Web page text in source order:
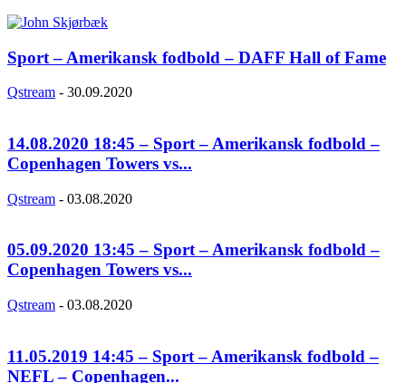
Sport – Amerikansk fodbold – DAFF Hall of Fame
Qstream - 30.09.2020
14.08.2020 18:45 – Sport – Amerikansk fodbold –
Copenhagen Towers vs...
Qstream - 03.08.2020
05.09.2020 13:45 – Sport – Amerikansk fodbold –
Copenhagen Towers vs...
Qstream - 03.08.2020
11.05.2019 14:45 – Sport – Amerikansk fodbold –
NEFL – Copenhagen...